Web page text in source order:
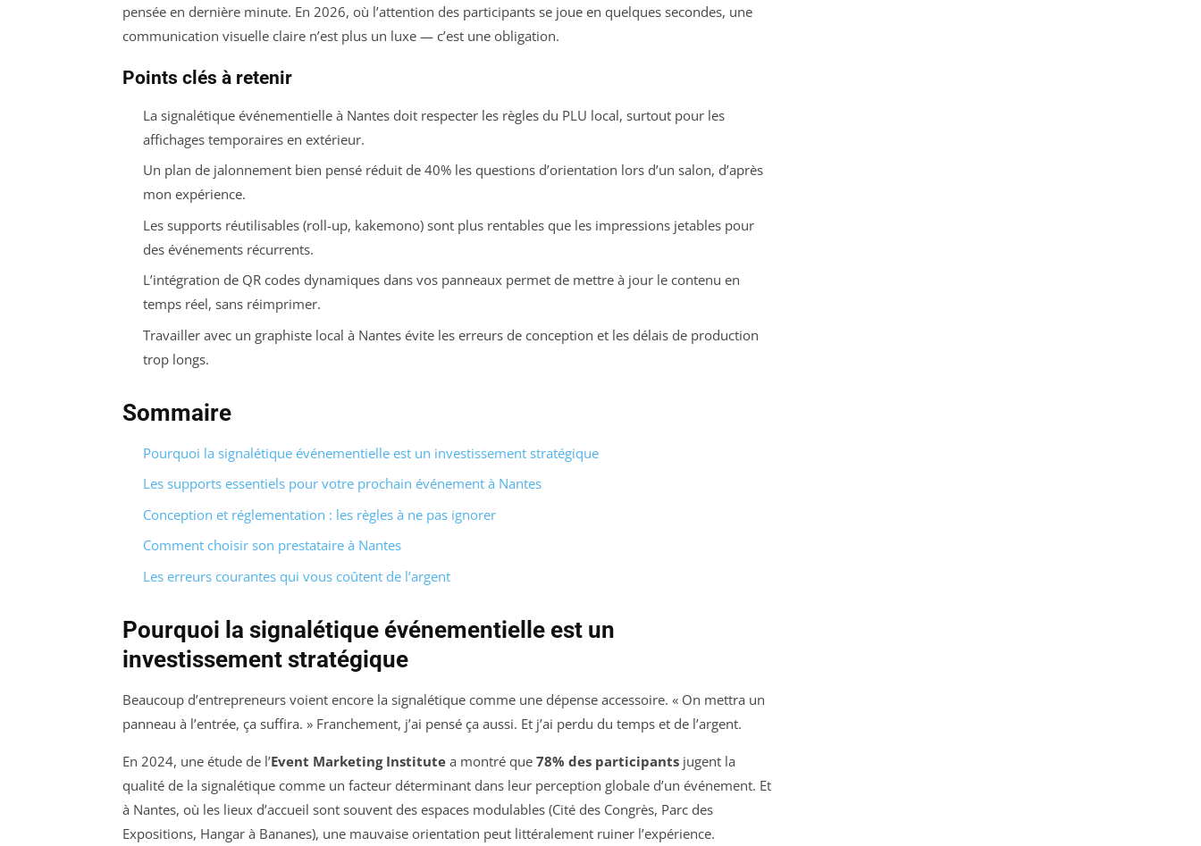
pensée en dernière minute. En 2026, où l’attention des participants se joue en quelques secondes, une
communication visuelle claire n’est plus un luxe — c’est une obligation.
Points clés à retenir
La signalétique événementielle à Nantes doit respecter les règles du PLU local, surtout pour les
affichages temporaires en extérieur.
Un plan de jalonnement bien pensé réduit de 40% les questions d’orientation lors d’un salon, d’après
mon expérience.
Les supports réutilisables (roll-up, kakemono) sont plus rentables que les impressions jetables pour
des événements récurrents.
L’intégration de QR codes dynamiques dans vos panneaux permet de mettre à jour le contenu en
temps réel, sans réimprimer.
Travailler avec un graphiste local à Nantes évite les erreurs de conception et les délais de production
trop longs.
Sommaire
Pourquoi la signalétique événementielle est un investissement stratégique
Les supports essentiels pour votre prochain événement à Nantes
Conception et réglementation : les règles à ne pas ignorer
Comment choisir son prestataire à Nantes
Les erreurs courantes qui vous coûtent de l’argent
Pourquoi la signalétique événementielle est un
investissement stratégique
Beaucoup d’entrepreneurs voient encore la signalétique comme une dépense accessoire. « On mettra un
panneau à l’entrée, ça suffira. » Franchement, j’ai pensé ça aussi. Et j’ai perdu du temps et de l’argent.
En 2024, une étude de l’Event Marketing Institute a montré que 78% des participants jugent la
qualité de la signalétique comme un facteur déterminant dans leur perception globale d’un événement. Et
à Nantes, où les lieux d’accueil sont souvent des espaces modulables (Cité des Congrès, Parc des
Expositions, Hangar à Bananes), une mauvaise orientation peut littéralement ruiner l’expérience.